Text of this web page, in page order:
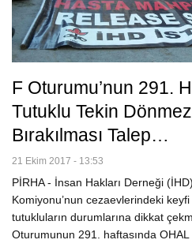
F Oturumu’nun 291.
Tutuklu Tekin
Bırakılması Talep…
21 Ekim 2017 - 13:53
PİRHA - İnsan Hakları Derneği
Komiyonu’nun cezaevlerindeki
tutukluların durumlarına dikkat
Oturumunun 291. haftasında